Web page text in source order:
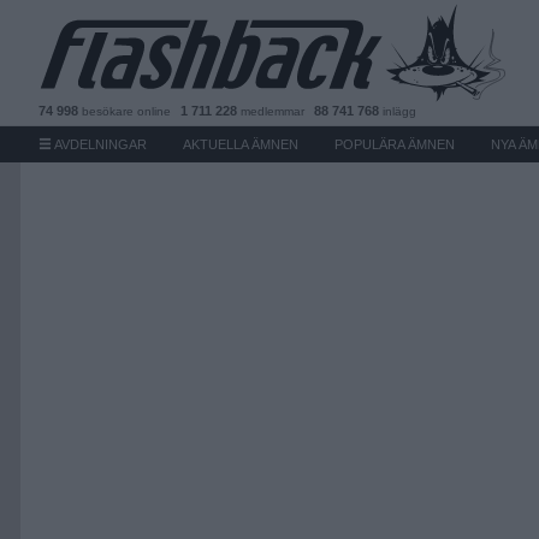
74 998 besökare online 1 711 228 medlemmar 88 741 768 inlägg
AVDELNINGAR AKTUELLA ÄMNEN POPULÄRA ÄMNEN NYA